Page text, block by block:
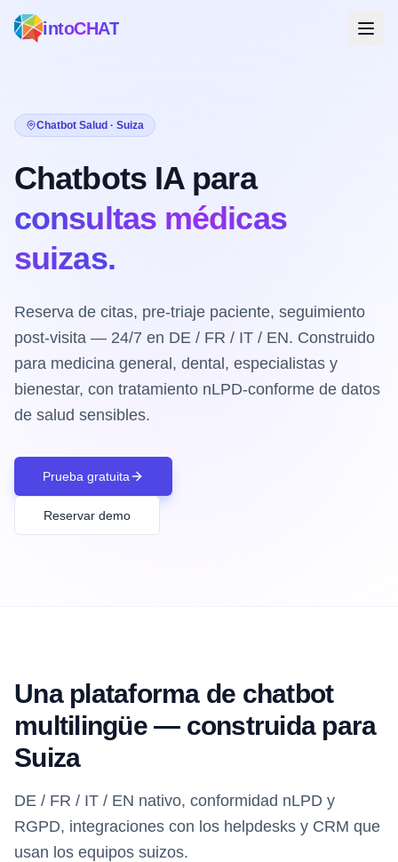
intoCHAT
Chatbot Salud · Suiza
Chatbots IA para
consultas médicas
suizas.
Reserva de citas, pre-triaje paciente, seguimiento
post-visita — 24/7 en DE / FR / IT / EN. Construido
para medicina general, dental, especialistas y
bienestar, con tratamiento nLPD-conforme de datos
de salud sensibles.
Prueba gratuita
Reservar demo
Una plataforma de chatbot
multilingüe — construida para
Suiza
DE / FR / IT / EN nativo, conformidad nLPD y
RGPD, integraciones con los helpdesks y CRM que
usan los equipos suizos.